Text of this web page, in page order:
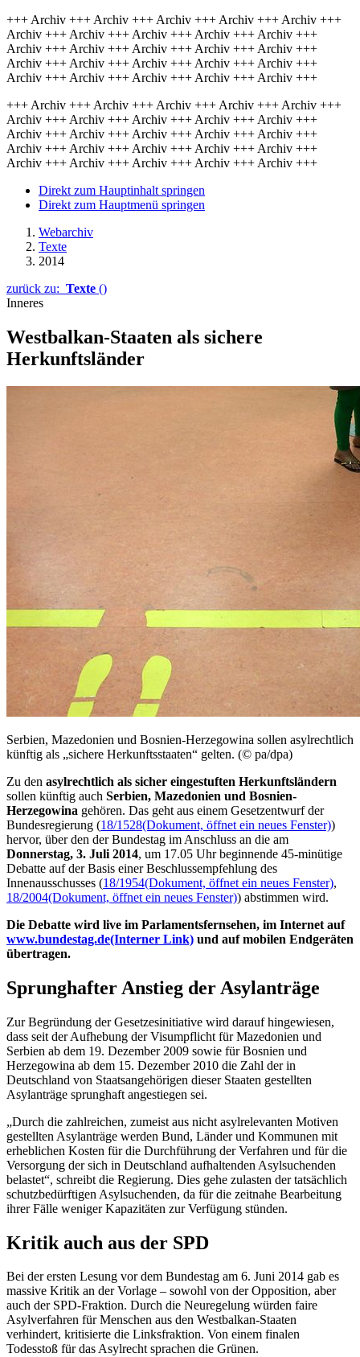
+++ Archiv +++ Archiv +++ Archiv +++ Archiv +++ Archiv +++
Archiv +++ Archiv +++ Archiv +++ Archiv +++ Archiv +++
Archiv +++ Archiv +++ Archiv +++ Archiv +++ Archiv +++
Archiv +++ Archiv +++ Archiv +++ Archiv +++ Archiv +++
Archiv +++ Archiv +++ Archiv +++ Archiv +++ Archiv +++
+++ Archiv +++ Archiv +++ Archiv +++ Archiv +++ Archiv +++
Archiv +++ Archiv +++ Archiv +++ Archiv +++ Archiv +++
Archiv +++ Archiv +++ Archiv +++ Archiv +++ Archiv +++
Archiv +++ Archiv +++ Archiv +++ Archiv +++ Archiv +++
Archiv +++ Archiv +++ Archiv +++ Archiv +++ Archiv +++
Direkt zum Hauptinhalt springen
Direkt zum Hauptmenü springen
Webarchiv
Texte
2014
zurück zu: Texte ()
Inneres
Westbalkan-Staaten als sichere
Herkunftsländer
Serbien, Mazedonien und Bosnien-Herzegowina sollen asylrechtlich
künftig als „sichere Herkunftsstaaten“ gelten. (© pa/dpa)
Zu den asylrechtlich als sicher eingestuften Herkunftsländern
sollen künftig auch Serbien, Mazedonien und Bosnien-
Herzegowina gehören. Das geht aus einem Gesetzentwurf der
Bundesregierung (18/1528(Dokument, öffnet ein neues Fenster))
hervor, über den der Bundestag im Anschluss an die am
Donnerstag, 3. Juli 2014, um 17.05 Uhr beginnende 45-minütige
Debatte auf der Basis einer Beschlussempfehlung des
Innenausschusses (18/1954(Dokument, öffnet ein neues Fenster),
18/2004(Dokument, öffnet ein neues Fenster)) abstimmen wird.
Die Debatte wird live im Parlamentsfernsehen, im Internet auf
www.bundestag.de(Interner Link) und auf mobilen Endgeräten
übertragen.
Sprunghafter Anstieg der Asylanträge
Zur Begründung der Gesetzesinitiative wird darauf hingewiesen,
dass seit der Aufhebung der Visumpflicht für Mazedonien und
Serbien ab dem 19. Dezember 2009 sowie für Bosnien und
Herzegowina ab dem 15. Dezember 2010 die Zahl der in
Deutschland von Staatsangehörigen dieser Staaten gestellten
Asylanträge sprunghaft angestiegen sei.
„Durch die zahlreichen, zumeist aus nicht asylrelevanten Motiven
gestellten Asylanträge werden Bund, Länder und Kommunen mit
erheblichen Kosten für die Durchführung der Verfahren und für die
Versorgung der sich in Deutschland aufhaltenden Asylsuchenden
belastet“, schreibt die Regierung. Dies gehe zulasten der tatsächlich
schutzbedürftigen Asylsuchenden, da für die zeitnahe Bearbeitung
ihrer Fälle weniger Kapazitäten zur Verfügung stünden.
Kritik auch aus der SPD
Bei der ersten Lesung vor dem Bundestag am 6. Juni 2014 gab es
massive Kritik an der Vorlage – sowohl von der Opposition, aber
auch der SPD-Fraktion. Durch die Neuregelung würden faire
Asylverfahren für Menschen aus den Westbalkan-Staaten
verhindert, kritisierte die Linksfraktion. Von einem finalen
Todesstoß für das Asylrecht sprachen die Grünen.